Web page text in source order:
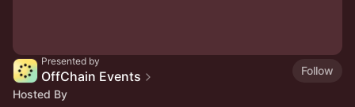
Presented by
OffChain Events
Follow
Hosted By